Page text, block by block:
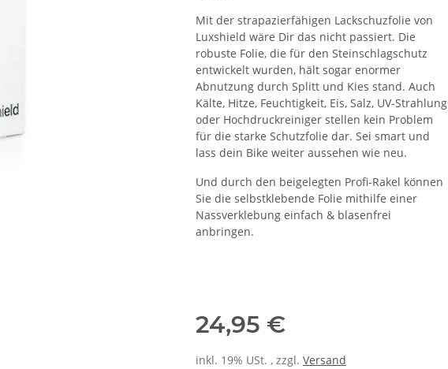
Mit der strapazierfähigen Lackschuzfolie von
Luxshield wäre Dir das nicht passiert. Die
robuste Folie, die für den Steinschlagschutz
entwickelt wurden, hält sogar enormer
Abnutzung durch Splitt und Kies stand. Auch
Kälte, Hitze, Feuchtigkeit, Eis, Salz, UV-Strahlung
oder Hochdruckreiniger stellen kein Problem
für die starke Schutzfolie dar. Sei smart und
lass dein Bike weiter aussehen wie neu.
Und durch den beigelegten Profi-Rakel können
Sie die selbstklebende Folie mithilfe einer
Nassverklebung einfach & blasenfrei
anbringen.
24,95 €
inkl. 19% USt. , zzgl. Versand